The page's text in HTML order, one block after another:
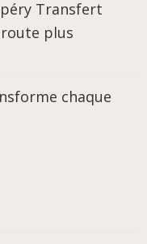
Transfert
plus
chaque